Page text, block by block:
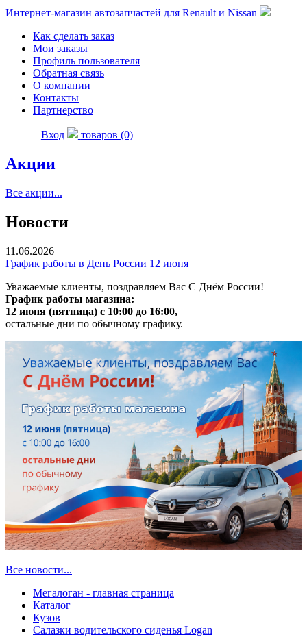
Интернет-магазин автозапчастей для Renault и Nissan
Как сделать заказ
Мои заказы
Профиль пользователя
Обратная связь
О компании
Контакты
Партнерство
Вход товаров (0)
Акции
Все акции...
Новости
11.06.2026
График работы в День России 12 июня
Уважаемые клиенты, поздравляем Вас С Днём России!
График работы магазина:
12 июня (пятница) с 10:00 до 16:00,
остальные дни по обычному графику.
Все новости...
Мегалоган - главная страница
Каталог
Кузов
Салазки водительского сиденья Logan